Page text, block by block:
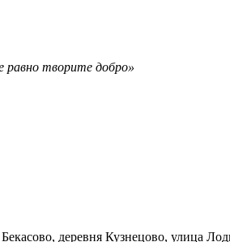
равно творите добро»
деревня Кузнецово, улица